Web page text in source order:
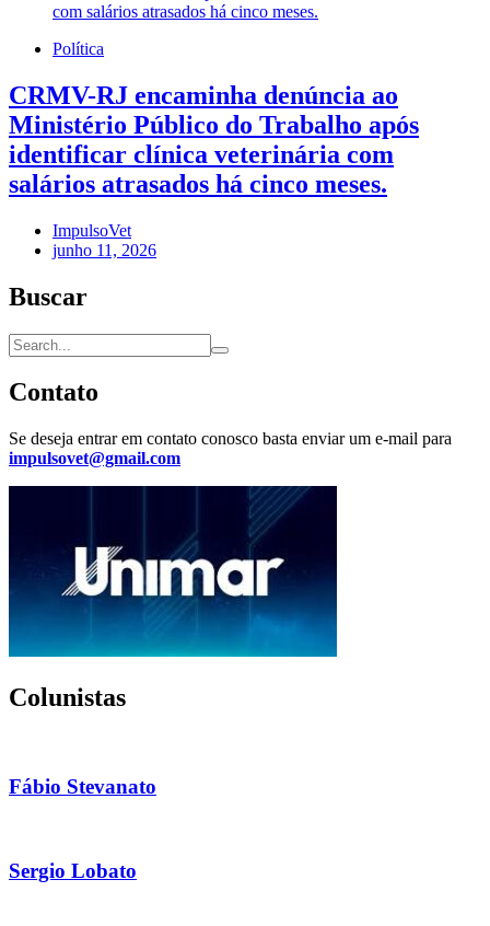
Política
CRMV-RJ encaminha denúncia ao
Ministério Público do Trabalho após
identificar clínica veterinária com
salários atrasados há cinco meses.
ImpulsoVet
junho 11, 2026
Buscar
Contato
Se deseja entrar em contato conosco basta enviar um e-mail para
impulsovet@gmail.com
Colunistas
Fábio Stevanato
Sergio Lobato